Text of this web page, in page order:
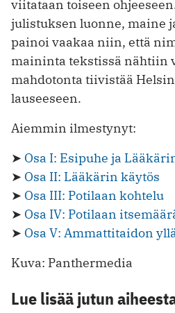
viitataan toiseen
julistuksen luonne, maine
painoi vaakaa niin, että
maininta tekstissä nähtiin
mahdotonta tiivistää
lauseeseen.
Aiemmin ilmestynyt:
➤ Osa I: Esipuhe ja
➤ Osa II: Lääkärin käytös
➤ Osa III: Potilaan kohtelu
➤ Osa IV: Potilaan
➤ Osa V: Ammattitaidon
Kuva: Panthermedia
Lue lisää jutun